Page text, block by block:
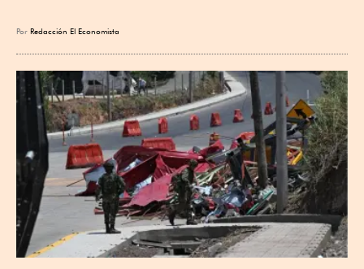
Por Redacción El Economista